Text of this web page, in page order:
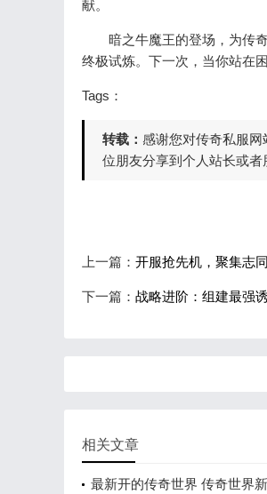
献。
暗之牛魔王的登场，为传奇
终极试炼。下一次，当你站在
Tags：
转载： 感谢您对传奇私服
位朋友分享到个人站长或者
上一篇： 开服抢先机，聚集志
下一篇： 战略进阶：组建最强
相关文章
最新开的传奇世界 传奇世界